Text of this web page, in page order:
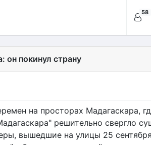
58
он покинул страну
на просторах Мадагаскара,
решительно свергло
вышедшие на улицы 25